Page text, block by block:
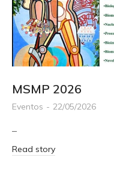
MSMP 2026
Eventos 22/05/2026
–
Read story